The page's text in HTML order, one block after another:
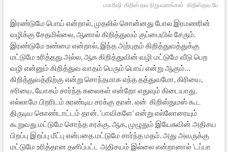
மகரிஷி கிறிஸ்தவ நிறுவனங்கள் கிறிஸ்தவ
இரண்டுமே பொய் என்றால், முதலில் சொன்னது போல இரமணரின்
வழிக்கு சேதமில்லை, ஆனால் கிறித்துவம் குப்பையில் சேரும்.
இரண்டுமே உண்மை என்றால், இந்த அற்புதம் கிறித்துவத்துக்கு
மட்டுமே உரித்தது அல்ல, ஆக கிறித்துவின் வழி மட்டுமே வீடு பெற
வழி என்னும் கிறித்துவ வாதம் பெரும் பொய் என்று ஆகும்…
கிறித்துவத்திற்கு என்று சொந்தமாக எந்த தத்துவமோ, கிரியை,
சரியை, யோகம் சார்ந்த கலைகள் என்றோ எதுவும் கிடையாது.
எல்லாமே பிறரிடம் சுரண்டிய சரக்கு தான். ஏன் கிறிஸ்துமஸ் கூட
திருடிய கொண்டாட்டம் தான். ‘பாவிகளே’ என்று எல்லோரையும்
கூறுவது மட்டுமே சொந்த சரக்கு. ஆக, முழுதும் இயேசுவின் அதிசய
பிறப்பு இறப்பு மீட்பு என்பதை மட்டுமே சார்ந்த மதம். அது அவருக்கு
மட்டுமே உரித்தான தனிப்பட்ட அதிசயம் இல்லை என்றானால் ‘டப்பா